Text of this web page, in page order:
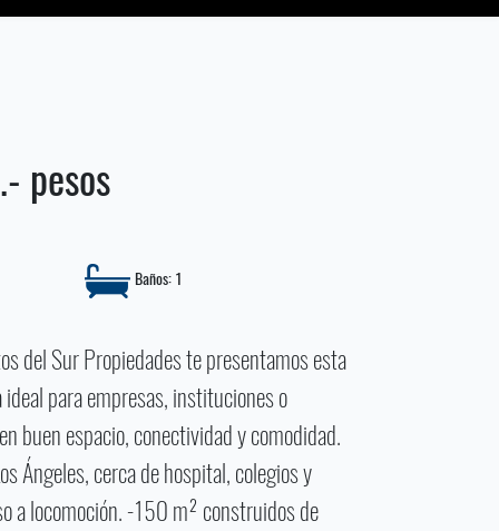
pesos
Baños: 1
del Sur Propiedades te presentamos esta
para empresas, instituciones o
buen espacio, conectividad y comodidad.
Ángeles, cerca de hospital, colegios y
a locomoción. -150 m² construidos de